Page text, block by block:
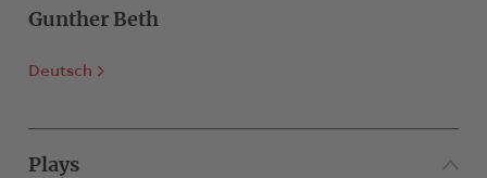
Gunther Beth
Deutsch
Plays